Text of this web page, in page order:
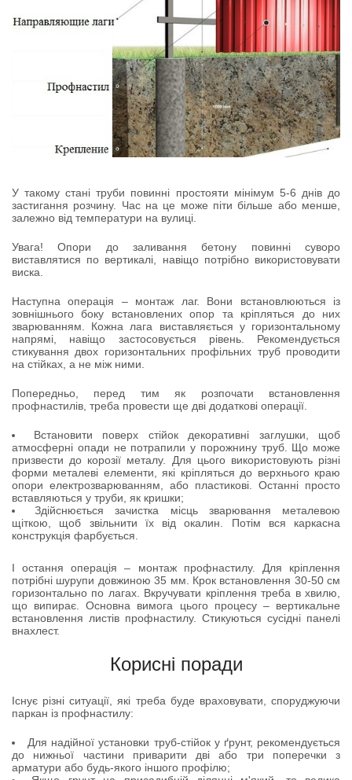
У такому стані труби повинні простояти мінімум 5-6 днів до
застигання розчину. Час на це може піти більше або менше,
залежно від температури на вулиці.
Увага! Опори до заливання бетону повинні суворо
виставлятися по вертикалі, навіщо потрібно використовувати
виска.
Наступна операція – монтаж лаг. Вони встановлюються із
зовнішнього боку встановлених опор та кріпляться до них
зварюванням. Кожна лага виставляється у горизонтальному
напрямі, навіщо застосовується рівень. Рекомендується
стикування двох горизонтальних профільних труб проводити
на стійках, а не між ними.
Попередньо, перед тим як розпочати встановлення
профнастилів, треба провести ще дві додаткові операції.
Встановити поверх стійок декоративні заглушки, щоб
атмосферні опади не потрапили у порожнину труб. Що може
призвести до корозії металу. Для цього використовують різні
форми металеві елементи, які кріпляться до верхнього краю
опори електрозварюванням, або пластикові. Останні просто
вставляються у труби, як кришки;
Здійснюється зачистка місць зварювання металевою
щіткою, щоб звільнити їх від окалин. Потім вся каркасна
конструкція фарбується.
І остання операція – монтаж профнастилу. Для кріплення
потрібні шурупи довжиною 35 мм. Крок встановлення 30-50 см
горизонтально по лагах. Вкручувати кріплення треба в хвилю,
що випирає. Основна вимога цього процесу – вертикальне
встановлення листів профнастилу. Стикуються сусідні панелі
внахлест.
Корисні поради
Існує різні ситуації, які треба буде враховувати, споруджуючи
паркан із профнастилу:
Для надійної установки труб-стійок у ґрунт, рекомендується
до нижньої частини приварити дві або три поперечки з
арматури або будь-якого іншого профілю;